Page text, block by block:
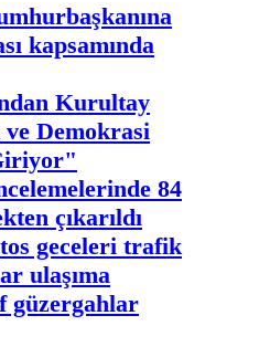
kapsamında
Kurultay
Demokrasi
84
çıkarıldı
geceleri trafik
ulaşıma
güzergahlar